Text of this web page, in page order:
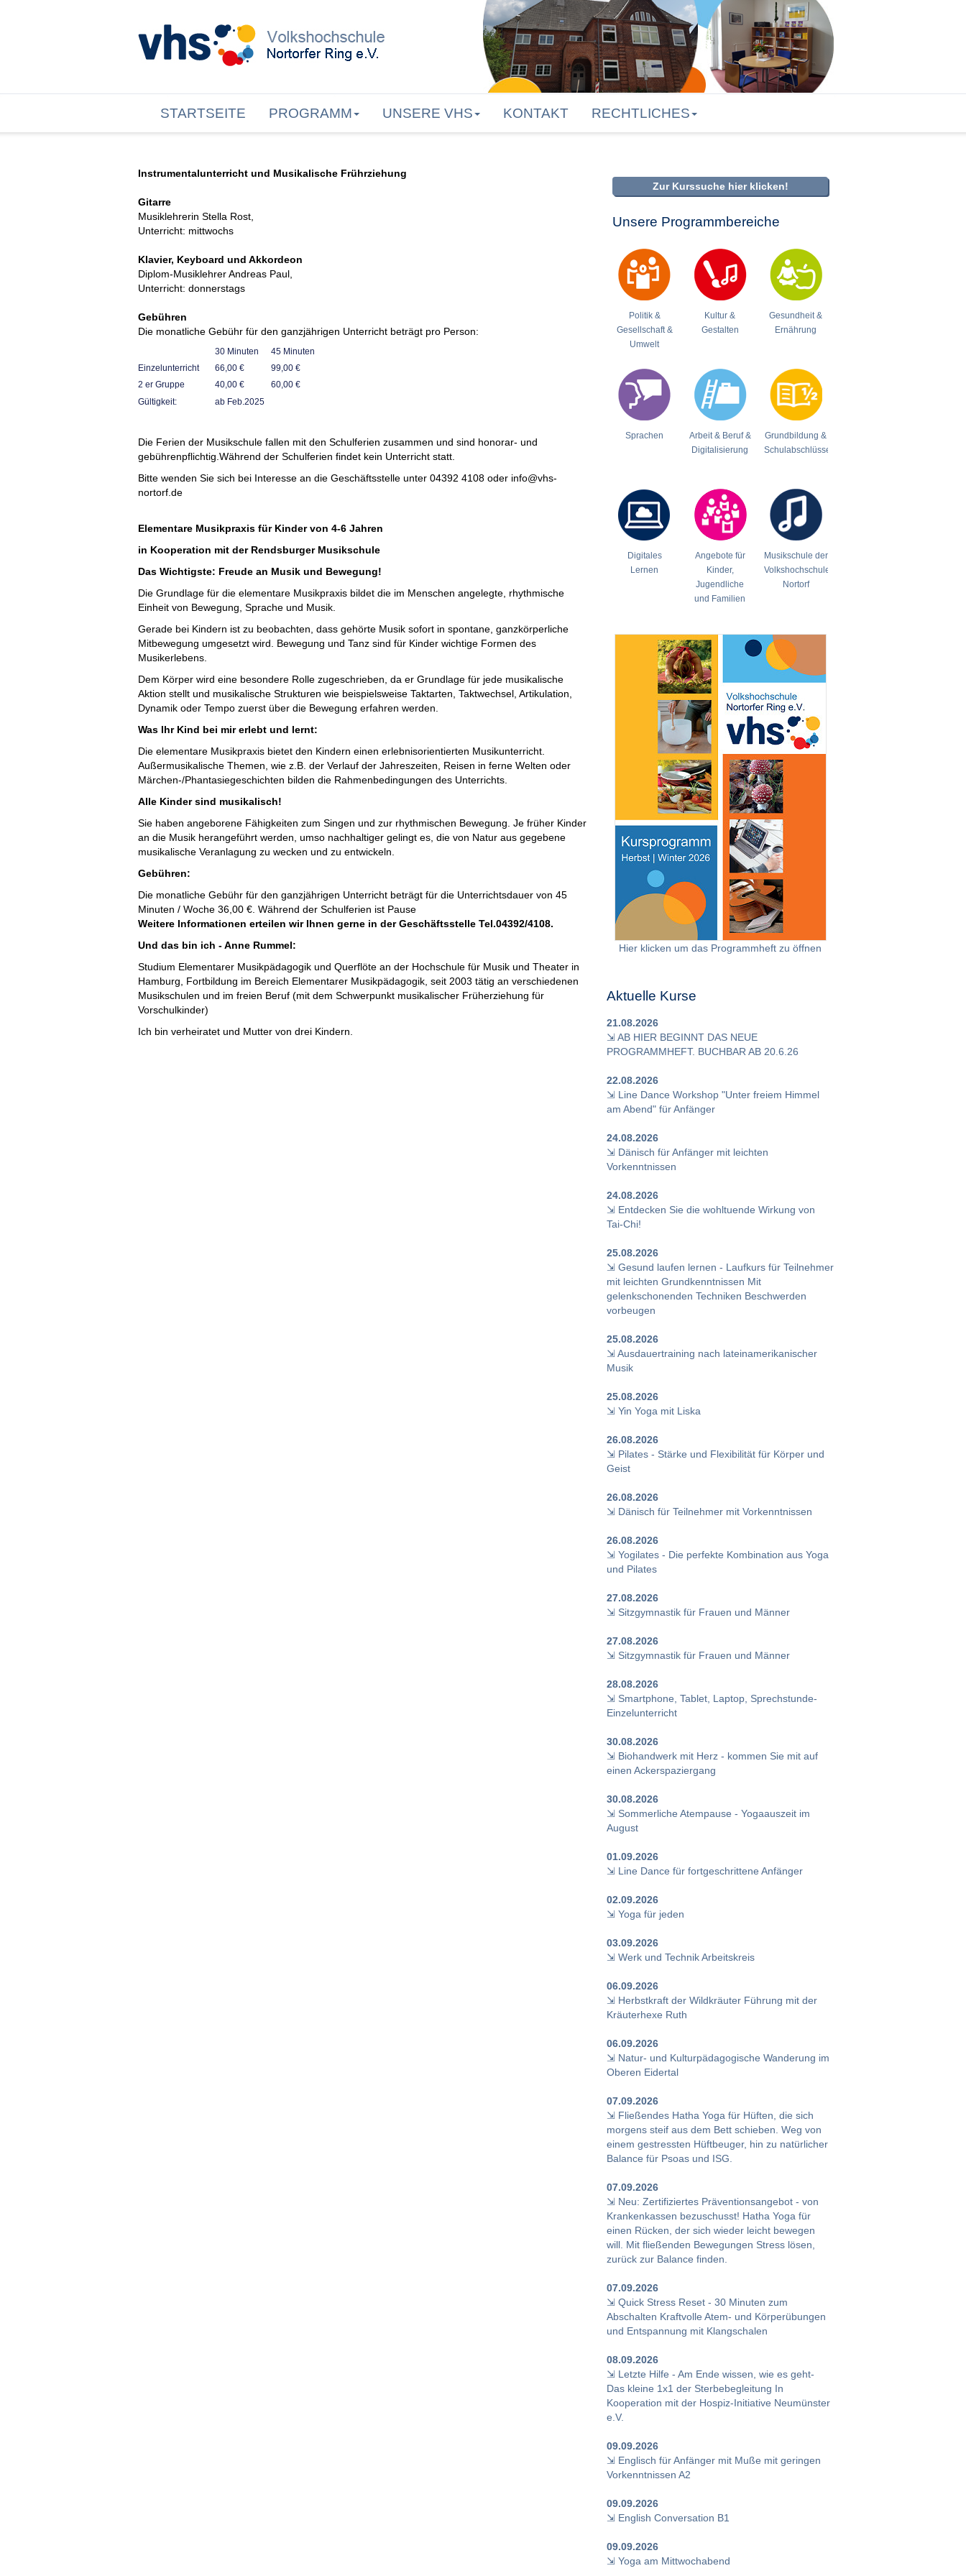
STARTSEITE PROGRAMM UNSERE VHS KONTAKT RECHTLICHES
Instrumentalunterricht und Musikalische Frührziehung
Gitarre
Musiklehrerin Stella Rost,
Unterricht: mittwochs
Klavier, Keyboard und Akkordeon
Diplom-Musiklehrer Andreas Paul,
Unterricht: donnerstags
Gebühren
Die monatliche Gebühr für den ganzjährigen Unterricht beträgt pro Person:
30 Minuten
45 Minuten
Einzelunterricht
66,00 €
99,00 €
2 er Gruppe
40,00 €
60,00 €
Gültigkeit:
ab Feb.2025
Die Ferien der Musikschule fallen mit den Schulferien zusammen und sind honorar- und
gebührenpflichtig.Während der Schulferien findet kein Unterricht statt.
Bitte wenden Sie sich bei Interesse an die Geschäftsstelle unter 04392 4108 oder info@vhs-
nortorf.de
Elementare Musikpraxis für Kinder von 4-6 Jahren
in Kooperation mit der Rendsburger Musikschule
Das Wichtigste: Freude an Musik und Bewegung!
Die Grundlage für die elementare Musikpraxis bildet die im Menschen angelegte, rhythmische
Einheit von Bewegung, Sprache und Musik.
Gerade bei Kindern ist zu beobachten, dass gehörte Musik sofort in spontane, ganzkörperliche
Mitbewegung umgesetzt wird. Bewegung und Tanz sind für Kinder wichtige Formen des
Musikerlebens.
Dem Körper wird eine besondere Rolle zugeschrieben, da er Grundlage für jede musikalische
Aktion stellt und musikalische Strukturen wie beispielsweise Taktarten, Taktwechsel, Artikulation,
Dynamik oder Tempo zuerst über die Bewegung erfahren werden.
Was Ihr Kind bei mir erlebt und lernt:
Die elementare Musikpraxis bietet den Kindern einen erlebnisorientierten Musikunterricht.
Außermusikalische Themen, wie z.B. der Verlauf der Jahreszeiten, Reisen in ferne Welten oder
Märchen-/Phantasiegeschichten bilden die Rahmenbedingungen des Unterrichts.
Alle Kinder sind musikalisch!
Sie haben angeborene Fähigkeiten zum Singen und zur rhythmischen Bewegung. Je früher Kinder
an die Musik herangeführt werden, umso nachhaltiger gelingt es, die von Natur aus gegebene
musikalische Veranlagung zu wecken und zu entwickeln.
Gebühren:
Die monatliche Gebühr für den ganzjährigen Unterricht beträgt für die Unterrichtsdauer von 45
Minuten / Woche 36,00 €. Während der Schulferien ist Pause
Weitere Informationen erteilen wir Ihnen gerne in der Geschäftsstelle Tel.04392/4108.
Und das bin ich - Anne Rummel:
Studium Elementarer Musikpädagogik und Querflöte an der Hochschule für Musik und Theater in
Hamburg, Fortbildung im Bereich Elementarer Musikpädagogik, seit 2003 tätig an verschiedenen
Musikschulen und im freien Beruf (mit dem Schwerpunkt musikalischer Früherziehung für
Vorschulkinder)
Ich bin verheiratet und Mutter von drei Kindern.
Zur Kurssuche hier klicken!
Unsere Programmbereiche
Politik &
Gesellschaft &
Umwelt
Sprachen
Digitales
Lernen
Kultur &
Gestalten
Arbeit & Beruf &
Digitalisierung
Angebote für
Kinder,
Jugendliche
und Familien
Gesundheit &
Ernährung
Grundbildung &
Schulabschlüsse
Musikschule der
Volkshochschule
Nortorf
Hier klicken um das Programmheft zu öffnen
Aktuelle Kurse
21.08.2026
⇲ AB HIER BEGINNT DAS NEUE
PROGRAMMHEFT. BUCHBAR AB 20.6.26
22.08.2026
⇲ Line Dance Workshop "Unter freiem Himmel
am Abend" für Anfänger
24.08.2026
⇲ Dänisch für Anfänger mit leichten
Vorkenntnissen
24.08.2026
⇲ Entdecken Sie die wohltuende Wirkung von
Tai-Chi!
25.08.2026
⇲ Gesund laufen lernen - Laufkurs für Teilnehmer
mit leichten Grundkenntnissen Mit
gelenkschonenden Techniken Beschwerden
vorbeugen
25.08.2026
⇲ Ausdauertraining nach lateinamerikanischer
Musik
25.08.2026
⇲ Yin Yoga mit Liska
26.08.2026
⇲ Pilates - Stärke und Flexibilität für Körper und
Geist
26.08.2026
⇲ Dänisch für Teilnehmer mit Vorkenntnissen
26.08.2026
⇲ Yogilates - Die perfekte Kombination aus Yoga
und Pilates
27.08.2026
⇲ Sitzgymnastik für Frauen und Männer
27.08.2026
⇲ Sitzgymnastik für Frauen und Männer
28.08.2026
⇲ Smartphone, Tablet, Laptop, Sprechstunde-
Einzelunterricht
30.08.2026
⇲ Biohandwerk mit Herz - kommen Sie mit auf
einen Ackerspaziergang
30.08.2026
⇲ Sommerliche Atempause - Yogaauszeit im
August
01.09.2026
⇲ Line Dance für fortgeschrittene Anfänger
02.09.2026
⇲ Yoga für jeden
03.09.2026
⇲ Werk und Technik Arbeitskreis
06.09.2026
⇲ Herbstkraft der Wildkräuter Führung mit der
Kräuterhexe Ruth
06.09.2026
⇲ Natur- und Kulturpädagogische Wanderung im
Oberen Eidertal
07.09.2026
⇲ Fließendes Hatha Yoga für Hüften, die sich
morgens steif aus dem Bett schieben. Weg von
einem gestressten Hüftbeuger, hin zu natürlicher
Balance für Psoas und ISG.
07.09.2026
⇲ Neu: Zertifiziertes Präventionsangebot - von
Krankenkassen bezuschusst! Hatha Yoga für
einen Rücken, der sich wieder leicht bewegen
will. Mit fließenden Bewegungen Stress lösen,
zurück zur Balance finden.
07.09.2026
⇲ Quick Stress Reset - 30 Minuten zum
Abschalten Kraftvolle Atem- und Körperübungen
und Entspannung mit Klangschalen
08.09.2026
⇲ Letzte Hilfe - Am Ende wissen, wie es geht-
Das kleine 1x1 der Sterbebegleitung In
Kooperation mit der Hospiz-Initiative Neumünster
e.V.
09.09.2026
⇲ Englisch für Anfänger mit Muße mit geringen
Vorkenntnissen A2
09.09.2026
⇲ English Conversation B1
09.09.2026
⇲ Yoga am Mittwochabend